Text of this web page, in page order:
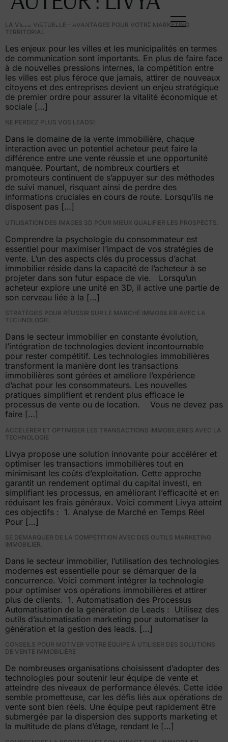
EN
LA VILLE VIRTUELLE – AVANTAGES POUR VOTRE MARKETING
TERRITORIAL
Les enjeux pour les villes et les municipalités en termes
de communication sont importants. En plus de faire face
à de nouvelles pressions internes, la compétition entre
les villes est plus féroce que jamais, attirer de nouveaux
citoyens et des entreprises devient un enjeu stratégique
de premier ordre pour assurer la vitalité économique et
sociale […]
NE PERDEZ PLUS VOS LEADS!
Dans le domaine de la vente immobilière, chaque
interaction avec un potentiel acheteur peut faire la
différence entre une vente réussie et une opportunité
manquée. Pourtant, de nombreux courtiers et
promoteurs continuent de s’appuyer sur des méthodes
de suivi manuel, risquant ainsi de perdre des
informations cruciales en cours de route. Lorsqu’ils ne
disposent pas […]
UTILISATION DES IMAGES 3D POUR MIEUX QUALIFIER LES PROSPECTS.
Comprendre la psychologie du consommateur est
essentiel pour maximiser l’impact de vos stratégies de
vente. L’un des aspects clés du processus d’achat
immobilier réside dans la capacité de l’acheteur à se
projeter dans son futur espace de vie. Lorsqu’un
acheteur explore une unité en 3D, il active une partie de
son cerveau liée à la […]
STRATÉGIES POUR RÉUSSIR SUR LE MARCHÉ IMMOBILIER AVEC LA
TECHNOLOGIE.
Dans le secteur immobilier en constante évolution,
l’intégration de technologies devient incontournable
pour rester compétitif. Les technologies immobilières
transforment la manière dont les transactions
immobilières sont gérées et améliore l’expérience
d’achat pour les consommateurs. Les nouvelles
pratiques simplifient et rendent plus efficace le
processus de vente ou de location. Vous ne devez pas
faire […]
ACCÉLÉRER ET OPTIMISER LES TRANSACTIONS IMMOBILIÈRES AVEC LA
TECHNOLOGIE
Livya propose une solution innovante pour accélérer et
optimiser les transactions immobilières tout en
minimisant les coûts d’exploitation. Cette approche
garantit un rendement optimal du capital investi, en
simplifiant les processus, en améliorant l’efficacité et en
réduisant les frais généraux. Voici comment Livya atteint
ces objectifs : 1. Analyse de Marché en Temps Réel
Pour […]
SE DÉMARQUER DE LA COMPÉTITION AVEC DES OUTILS MARKETING
IMMOBILIER.
Dans le secteur immobilier, l’utilisation des technologies
modernes est essentielle pour se démarquer de la
concurrence. Voici comment intégrer la technologie
pour optimiser vos opérations immobilières et attirer
plus de clients. 1. Automatisation des Processus
Automatisation de la génération de Leads : Utilisez des
outils d’automatisation marketing pour automatiser la
génération et la gestion des leads. […]
CONSEILS POUR MOTIVER VOTRE ÉQUIPE À UTILISER DES SOLUTIONS
DE VENTE IMMOBILIÈRE
De nombreuses organisations choisissent d’adopter des
technologies pour soutenir leur équipe de vente et
atteindre des niveaux de performance élevés. Cette idée
semble prometteuse, car les défis liés aux opérations de
vente sont bien réels. Une équipe peut rapidement être
submergée par la dispersion des supports marketing et
la multitude de plans d’étage, rendant le […]